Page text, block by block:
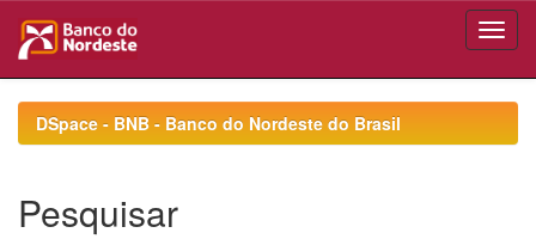
navigationDSpace - BNB - Banco do Nordeste do Brasil
Pesquisar